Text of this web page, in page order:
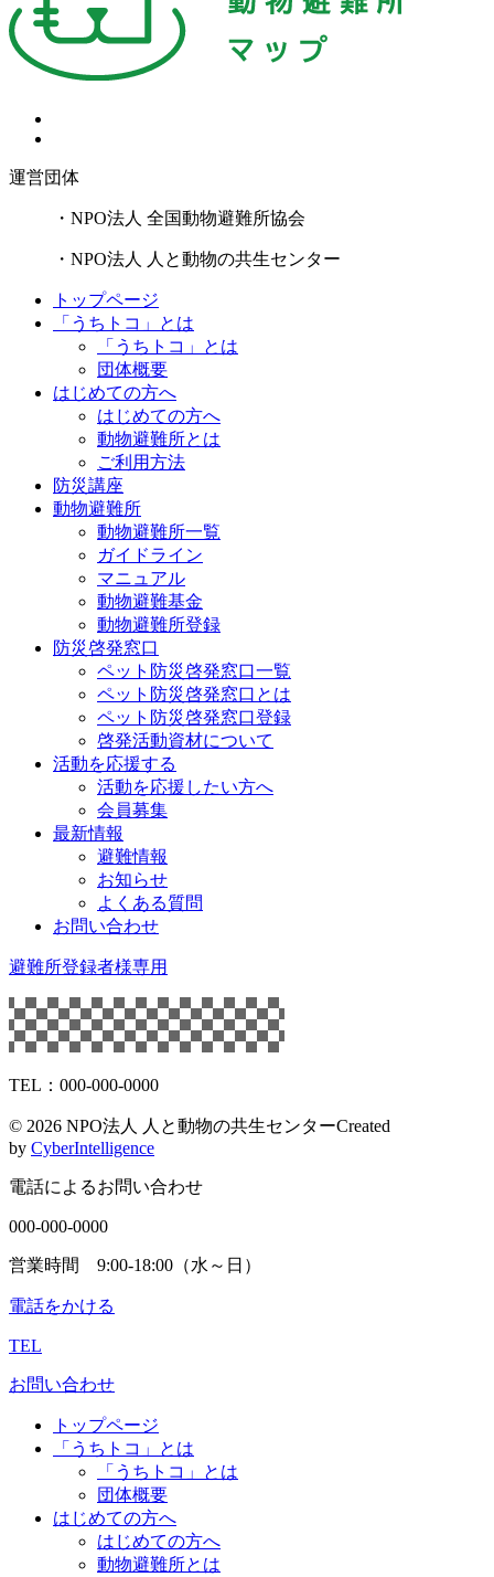
運営団体
・NPO法人 全国動物避難所協会
・NPO法人 人と動物の共生センター
トップページ
「うちトコ」とは
「うちトコ」とは
団体概要
はじめての方へ
はじめての方へ
動物避難所とは
ご利用方法
防災講座
動物避難所
動物避難所一覧
ガイドライン
マニュアル
動物避難基金
動物避難所登録
防災啓発窓口
ペット防災啓発窓口一覧
ペット防災啓発窓口とは
ペット防災啓発窓口登録
啓発活動資材について
活動を応援する
活動を応援したい方へ
会員募集
最新情報
避難情報
お知らせ
よくある質問
お問い合わせ
避難所登録者様専用
TEL：000-000-0000
© 2026 NPO法人 人と動物の共生センターCreated
by CyberIntelligence
電話によるお問い合わせ
000-000-0000
営業時間 9:00-18:00（水～日）
電話をかける
TEL
お問い合わせ
トップページ
「うちトコ」とは
「うちトコ」とは
団体概要
はじめての方へ
はじめての方へ
動物避難所とは